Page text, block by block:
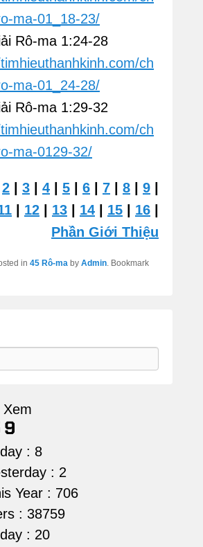
ma-01_18-23/
Rô-ma 1:24-28
ch
ma-01_24-28/
Rô-ma 1:29-32
ch
ma-0129-32/
2 3 4 5 6 7 8 9
12 13 14 15 16
Phần Giới Thiệu
in 45 Rô-ma by Admin. Bookmark
: 8
: 2
Year : 706
: 38759
: 20